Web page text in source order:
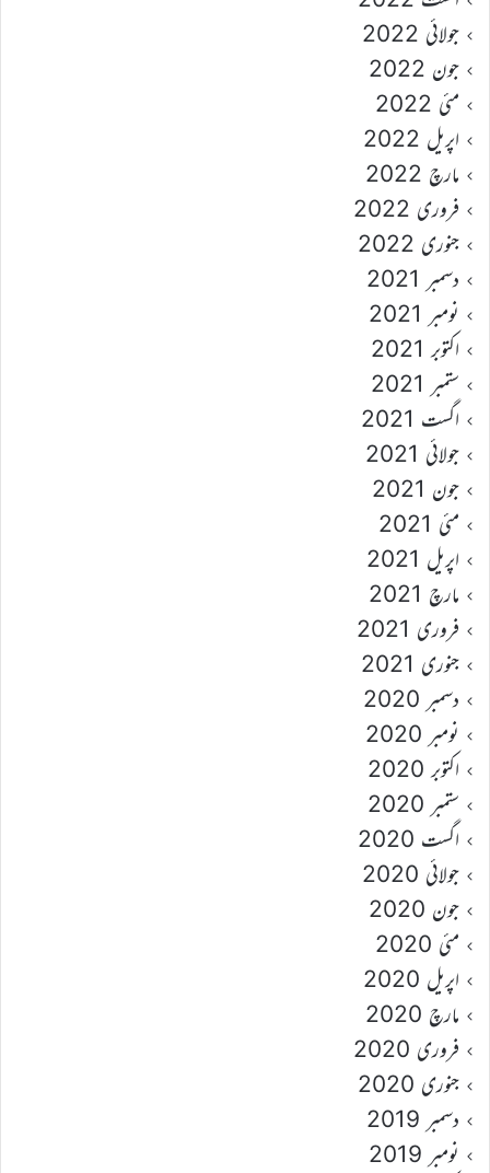
جولائی 2022
جون 2022
مئی 2022
اپریل 2022
مارچ 2022
فروری 2022
جنوری 2022
دسمبر 2021
نومبر 2021
اکتوبر 2021
ستمبر 2021
اگست 2021
جولائی 2021
جون 2021
مئی 2021
اپریل 2021
مارچ 2021
فروری 2021
جنوری 2021
دسمبر 2020
نومبر 2020
اکتوبر 2020
ستمبر 2020
اگست 2020
جولائی 2020
جون 2020
مئی 2020
اپریل 2020
مارچ 2020
فروری 2020
جنوری 2020
دسمبر 2019
نومبر 2019